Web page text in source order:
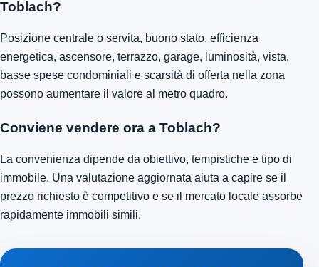
Toblach?
Posizione centrale o servita, buono stato, efficienza
energetica, ascensore, terrazzo, garage, luminosità, vista,
basse spese condominiali e scarsità di offerta nella zona
possono aumentare il valore al metro quadro.
Conviene vendere ora a Toblach?
La convenienza dipende da obiettivo, tempistiche e tipo di
immobile. Una valutazione aggiornata aiuta a capire se il
prezzo richiesto è competitivo e se il mercato locale assorbe
rapidamente immobili simili.